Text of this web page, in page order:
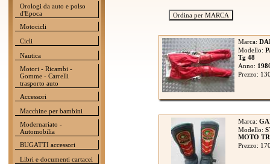
Orologi da auto e polso
d'Epoca
Motocicli
Cicli
Nautica
Motori - Ricambi -
Gomme - Carrelli
trasporto auto
Accessori
Macchine per bambini
Modernariato -
Automobilia
BUGATTI accessori
Libri e documenti cartacei
Ordina per MARCA
Marca:
Modello:
Tg 48
Anno:
Prezzo:
Marca:
Modello:
MOTO
Prezzo: